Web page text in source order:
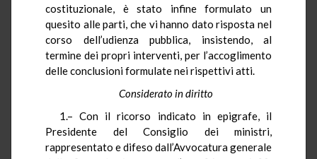
costituzionale, è stato infine formulato un
quesito alle parti, che vi hanno dato risposta nel
corso dell’udienza pubblica, insistendo, al
termine dei propri interventi, per l’accoglimento
delle conclusioni formulate nei rispettivi atti.
Considerato in diritto
1.– Con il ricorso indicato in epigrafe, il
Presidente del Consiglio dei ministri,
rappresentato e difeso dall’Avvocatura generale